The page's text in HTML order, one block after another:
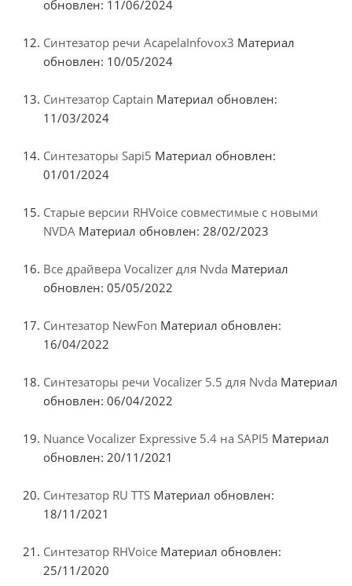
обновлен: 11/06/2024
Синтезатор речи AcapelaInfovox3 Материал
обновлен: 10/05/2024
Синтезатор Captain Материал обновлен:
11/03/2024
Синтезаторы Sapi5 Материал обновлен:
01/01/2024
Старые версии RHVoice совместимые с новыми
NVDA Материал обновлен: 28/02/2023
Все драйвера Vocalizer для Nvda Материал
обновлен: 05/05/2022
Синтезатор NewFon Материал обновлен:
16/04/2022
Синтезаторы речи Vocalizer 5.5 для Nvda Материал
обновлен: 06/04/2022
Nuance Vocalizer Expressive 5.4 на SAPI5 Материал
обновлен: 20/11/2021
Синтезатор RU TTS Материал обновлен:
18/11/2021
Синтезатор RHVoice Материал обновлен:
25/11/2020